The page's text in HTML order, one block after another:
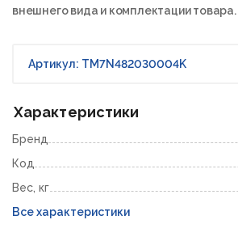
внешнего вида и комплектации товара.
Артикул: TM7N482030004K
Характеристики
Бренд
Код
Вес, кг
Все характеристики